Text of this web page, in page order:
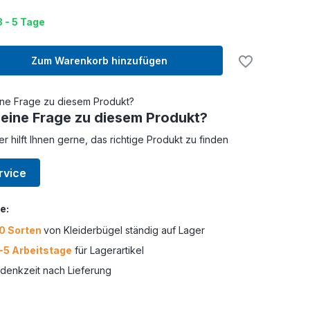
- 5 Tage
Zum Warenkorb hinzufügen
Frage zu diesem Produkt?
hilft Ihnen gerne, das richtige Produkt zu finden
Sorten von Kleiderbügel ständig auf Lager
5 Arbeitstage für Lagerartikel
nach Lieferung